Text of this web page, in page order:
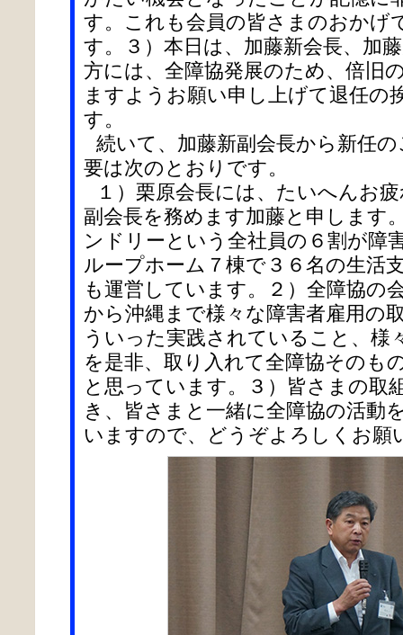
す。これも会員の皆さまのおかげ
す。３）本日は、加藤新会長、加
方には、全障協発展のため、倍旧
ますようお願い申し上げて退任の
す。
続いて、加藤新副会長から新任
要は次のとおりです。
１）栗原会長には、たいへんお
副会長を務めます加藤と申します
ンドリーという全社員の６割が障
ループホーム７棟で３６名の生活
も運営しています。２）全障協の
から沖縄まで様々な障害者雇用の
ういった実践されていること、様
を是非、取り入れて全障協そのも
と思っています。３）皆さまの取
き、皆さまと一緒に全障協の活動
いますので、どうぞよろしくお願